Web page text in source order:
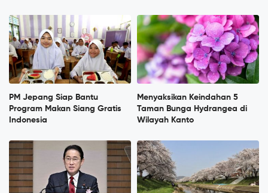
PM Jepang Siap Bantu
Program Makan Siang Gratis
Indonesia
Menyaksikan Keindahan 5
Taman Bunga Hydrangea di
Wilayah Kanto